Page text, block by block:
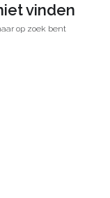
vinden
op zoek bent